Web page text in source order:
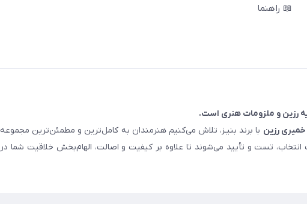
📖 راهنما
خمیری رزین با برند بنیـز، تلاش می‌کنیم هنرمندان به کامل‌ترین و مطمئن‌ترین مجموعه
تست و تأیید می‌شوند تا علاوه بر کیفیت و اصالت، الهام‌بخش خلاقیت شما در